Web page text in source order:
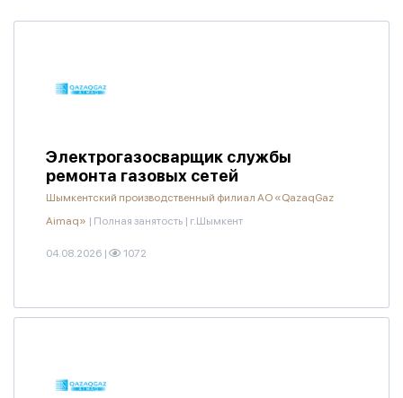
Электрогазосварщик службы
ремонта газовых сетей
Шымкентский производственный филиал АО «QazaqGaz
Aimaq» | Полная занятость | г.Шымкент
04.08.2026 | 1072